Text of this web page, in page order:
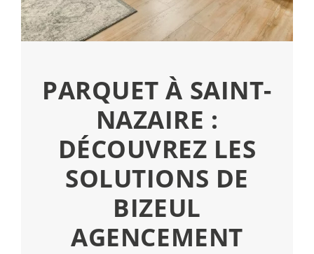
PARQUET À SAINT-
NAZAIRE :
DÉCOUVREZ LES
SOLUTIONS DE
BIZEUL
AGENCEMENT